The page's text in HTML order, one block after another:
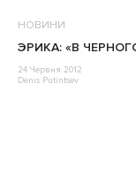
НОВИНИ
ЭРИКА: «В
24 Червня 2012
Denis Putintsev